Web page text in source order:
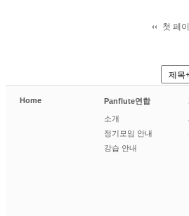
첫 페
Home Panflute연합
소개
정기모임 안내
강습 안내